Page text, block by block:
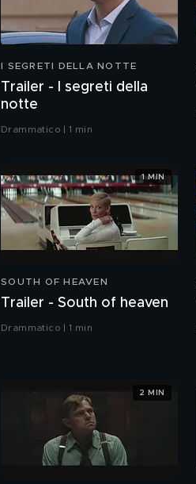
I SEGRETI DELLA NOTTE
Trailer - I segreti della
notte
Drammatico | 1 min
SOUTH OF HEAVEN
Trailer - South of heaven
Drammatico | 1 min
1 MIN
2 MIN